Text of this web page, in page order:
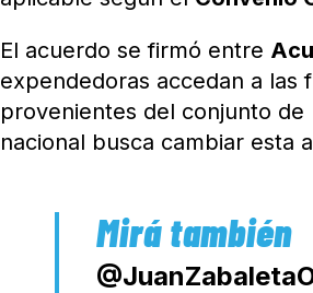
El acuerdo se firmó entre
expendedoras accedan a las
provenientes del conjunto
nacional busca cambiar esta